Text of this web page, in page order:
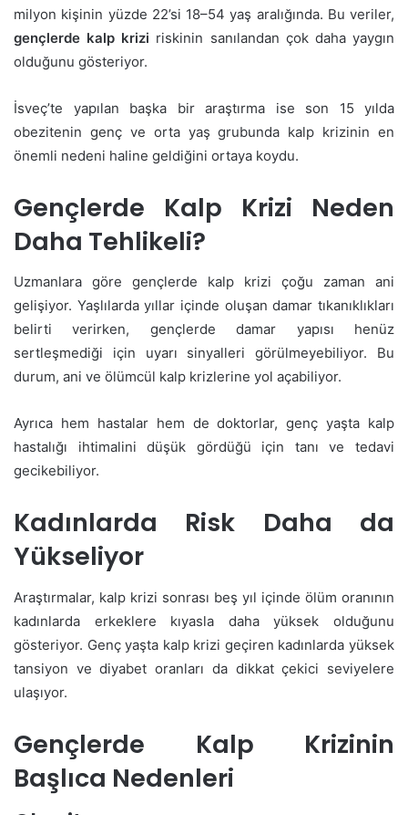
milyon kişinin yüzde 22’si 18–54 yaş aralığında. Bu veriler,
gençlerde kalp krizi riskinin sanılandan çok daha yaygın
olduğunu gösteriyor.
İsveç’te yapılan başka bir araştırma ise son 15 yılda
obezitenin genç ve orta yaş grubunda kalp krizinin en
önemli nedeni haline geldiğini ortaya koydu.
Gençlerde Kalp Krizi Neden
Daha Tehlikeli?
Uzmanlara göre gençlerde kalp krizi çoğu zaman ani
gelişiyor. Yaşlılarda yıllar içinde oluşan damar tıkanıklıkları
belirti verirken, gençlerde damar yapısı henüz
sertleşmediği için uyarı sinyalleri görülmeyebiliyor. Bu
durum, ani ve ölümcül kalp krizlerine yol açabiliyor.
Ayrıca hem hastalar hem de doktorlar, genç yaşta kalp
hastalığı ihtimalini düşük gördüğü için tanı ve tedavi
gecikebiliyor.
Kadınlarda Risk Daha da
Yükseliyor
Araştırmalar, kalp krizi sonrası beş yıl içinde ölüm oranının
kadınlarda erkeklere kıyasla daha yüksek olduğunu
gösteriyor. Genç yaşta kalp krizi geçiren kadınlarda yüksek
tansiyon ve diyabet oranları da dikkat çekici seviyelere
ulaşıyor.
Gençlerde Kalp Krizinin
Başlıca Nedenleri